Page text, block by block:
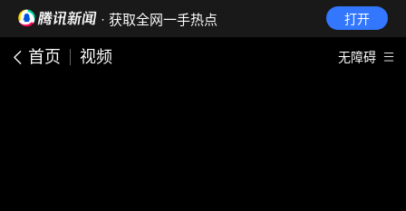
· 获取全网一手热点 打开
首页 视频 无障碍